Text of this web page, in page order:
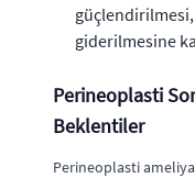
giderilmesine
Perineoplasti
Beklentiler
Perineoplasti